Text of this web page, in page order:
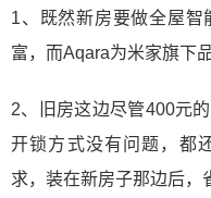
1、既然新房要做全屋
富，而Aqara为米家旗下
2、旧房这边尽管400元
开锁方式没有问题，都
求，装在新房子那边后，